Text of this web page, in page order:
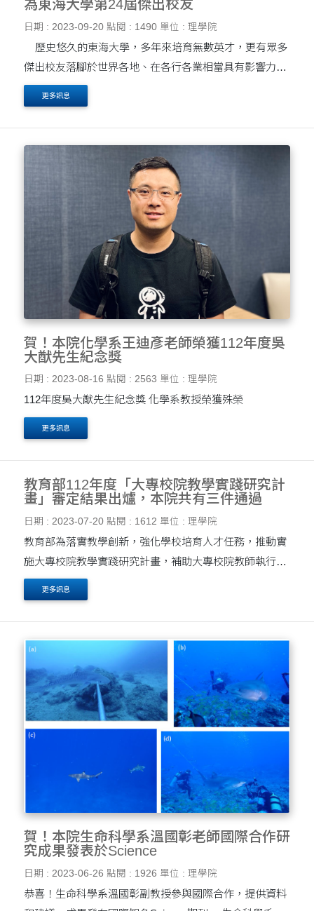
為東海大學第24屆傑出校友
日期 : 2023-09-20 點閱 : 1490 單位 : 理學院
歷史悠久的東海大學，多年來培育無數英才，更有眾多
傑出校友落腳於世界各地、在各行各業相當具有影響力。
東海大學第24屆傑出校友遴選名單(5)日出爐，共6位傑出
校友當選，其中四位為本院所屬學系系友，其....
更多訊息
賀！本院化學系王迪彥老師榮獲112年度吳
大猷先生紀念獎
日期 : 2023-08-16 點閱 : 2563 單位 : 理學院
112年度吳大猷先生紀念獎 化學系教授榮獲殊榮
更多訊息
教育部112年度「大專校院教學實踐研究計
畫」審定結果出爐，本院共有三件通過
日期 : 2023-07-20 點閱 : 1612 單位 : 理學院
教育部為落實教學創新，強化學校培育人才任務，推動實
施大專校院教學實踐研究計畫，補助大專校院教師執行教
學實踐之相關研究， 透過教育現場提出問題，並藉由課程
設計、教材教法、或引入教具、科技媒體運用等方....
更多訊息
賀！本院生命科學系溫國彰老師國際合作研
究成果發表於Science
日期 : 2023-06-26 點閱 : 1926 單位 : 理學院
恭喜！生命科學系溫國彰副教授參與國際合作，提供資料